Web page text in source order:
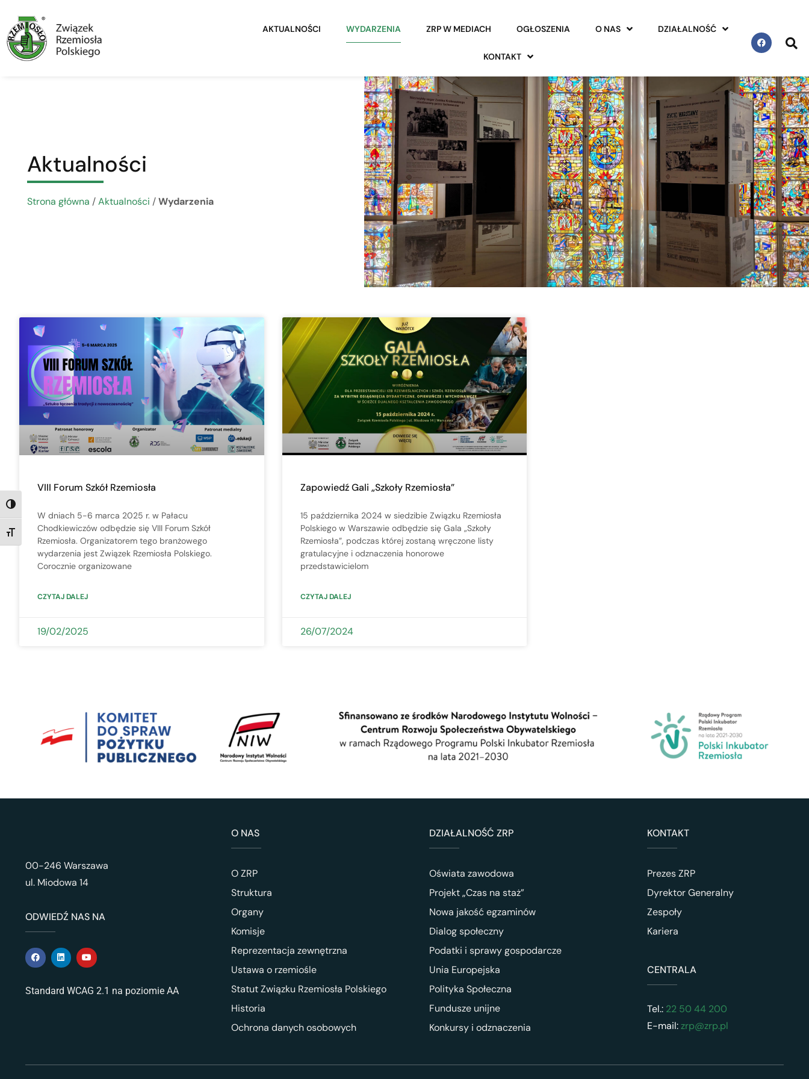
TOGGLE HIGH CONTRAST
TOGGLE FONT SIZE
AKTUALNOŚCI WYDARZENIA ZRP W MEDIACH OGŁOSZENIA O NAS DZIAŁALNOŚĆ
KONTAKT
Aktualności
Strona główna /Aktualności /Wydarzenia
VIII Forum Szkół Rzemiosła
W dniach 5-6 marca 2025 r. w Pałacu
Chodkiewiczów odbędzie się VIII Forum Szkół
Rzemiosła. Organizatorem tego branżowego
wydarzenia jest Związek Rzemiosła Polskiego.
Corocznie organizowane
CZYTAJ DALEJ
19/02/2025
Zapowiedź Gali „Szkoły Rzemiosła”
15 października 2024 w siedzibie Związku Rzemiosła
Polskiego w Warszawie odbędzie się Gala „Szkoły
Rzemiosła”, podczas której zostaną wręczone listy
gratulacyjne i odznaczenia honorowe
przedstawicielom
CZYTAJ DALEJ
26/07/2024
00-246 Warszawa
ul. Miodowa 14
ODWIEDŹ NAS NA
Standard WCAG 2.1 na poziomie AA
O NAS
O ZRP
Struktura
Organy
Komisje
Reprezentacja zewnętrzna
Ustawa o rzemiośle
Statut Związku Rzemiosła Polskiego
Historia
Ochrona danych osobowych
DZIAŁALNOŚĆ ZRP
Oświata zawodowa
Projekt „Czas na staż”
Nowa jakość egzaminów
Dialog społeczny
Podatki i sprawy gospodarcze
Unia Europejska
Polityka Społeczna
Fundusze unijne
Konkursy i odznaczenia
KONTAKT
Prezes ZRP
Dyrektor Generalny
Zespoły
Kariera
CENTRALA
Tel.:22 50 44 200
E-mail:zrp@zrp.pl